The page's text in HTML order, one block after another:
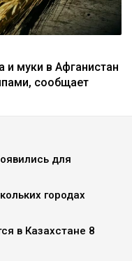
и муки в Афганистан
сообщает
для
городах
в Казахстане 8